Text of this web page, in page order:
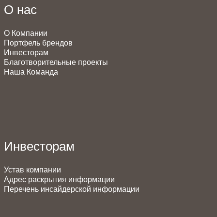
О нас
О Компании
Портфель брендов
Инвесторам
Благотворительные проекты
Наша Команда
Инвесторам
Устав компании
Адрес раскрытия информации
Перечень инсайдерской информации